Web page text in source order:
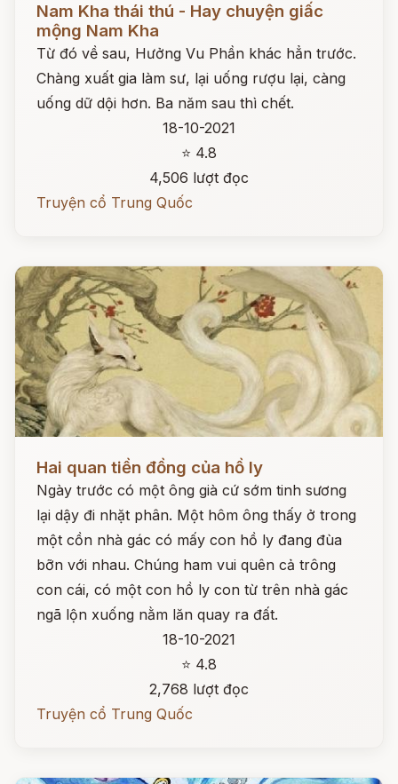
Nam Kha thái thú - Hay chuyện giấc
mộng Nam Kha
Từ đó về sau, Hưởng Vu Phần khác hẳn trước.
Chàng xuất gia làm sư, lại uống rượu lại, càng
uống dữ dội hơn. Ba năm sau thì chết.
18-10-2021
⭐ 4.8
4,506 lượt đọc
Truyện cổ Trung Quốc
Hai quan tiền đồng của hồ ly
Ngày trước có một ông già cứ sớm tinh sương
lại dậy đi nhặt phân. Một hôm ông thấy ở trong
một cồn nhà gác có mấy con hồ ly đang đùa
bỡn với nhau. Chúng ham vui quên cả trông
con cái, có một con hồ ly con từ trên nhà gác
ngã lộn xuống nằm lăn quay ra đất.
18-10-2021
⭐ 4.8
2,768 lượt đọc
Truyện cổ Trung Quốc